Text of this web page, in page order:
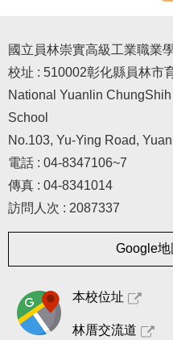
國立員林崇實高級工業職業
校址 : 510002彰化縣員林市
National Yuanlin
School
No.103, Yu-Ying Road,
電話 : 04-8347106~7
傳真 : 04-8341014
訪問人次 : 2087337
Google
本校位址
林厝交流道